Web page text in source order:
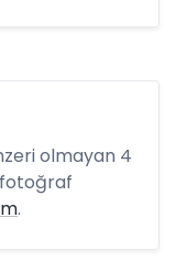
olmayan 4
fotoğraf
.